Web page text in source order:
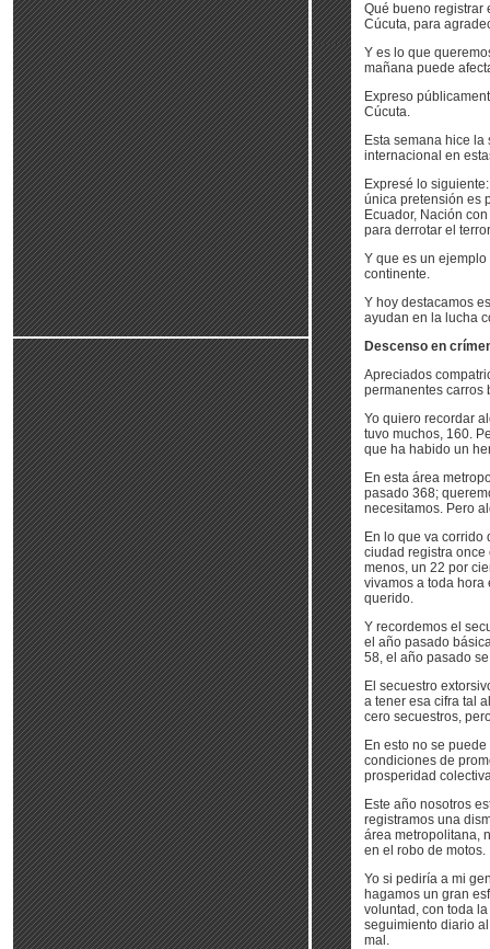
Qué bueno registrar
Cúcuta, para
Y es lo que
mañana puede
Expreso
Cúcuta.
Esta semana hice
internacional en
Expresé lo
única pretensión es
Ecuador, Nación
para derrotar el
Y que es un
continente.
Y hoy destacamos
ayudan en la lucha
Descenso en
Apreciados
permanentes carros
Yo quiero recordar
tuvo muchos, 160.
que ha habido un
En esta área
pasado 368;
necesitamos. Pero
En lo que va corrido
ciudad registra once
menos, un 22 por
vivamos a toda
querido.
Y recordemos el
el año pasado
58, el año pasado
El secuestro
a tener esa cifra tal
cero secuestros,
En esto no se
condiciones de
prosperidad
Este año nosotros
registramos una
área metropolitana,
en el robo de motos.
Yo si pediría a mi
hagamos un gran
voluntad, con toda
seguimiento diario
mal.